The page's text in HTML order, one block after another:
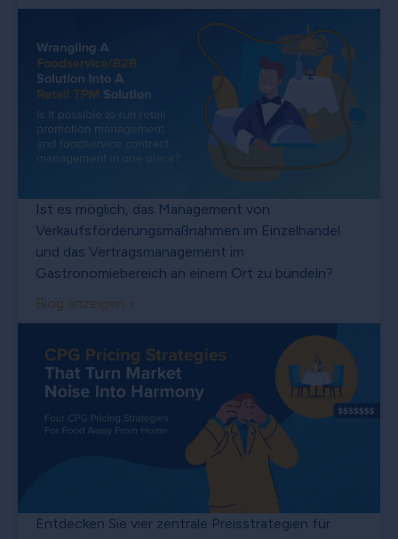
Ist es möglich, das Management von
Verkaufsförderungsmaßnahmen im Einzelhandel
und das Vertragsmanagement im
Gastronomiebereich an einem Ort zu bündeln?
Blog anzeigen >
Entdecken Sie vier zentrale Preisstrategien für